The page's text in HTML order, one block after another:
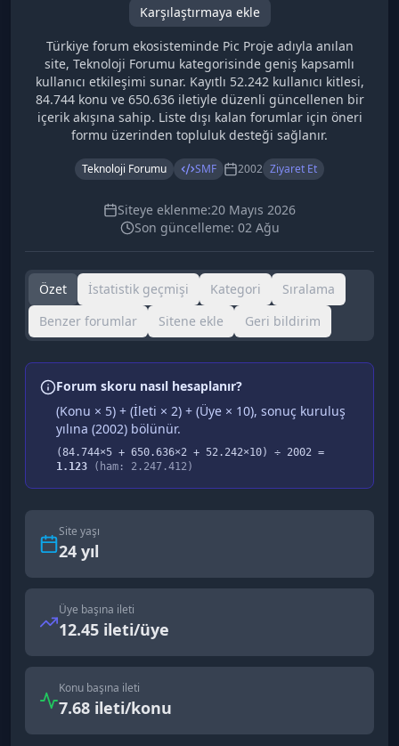
Karşılaştırmaya ekle
Türkiye forum ekosisteminde Pic Proje adıyla anılan
site, Teknoloji Forumu kategorisinde geniş kapsamlı
kullanıcı etkileşimi sunar. Kayıtlı 52.242 kullanıcı kitlesi,
84.744 konu ve 650.636 iletiyle düzenli güncellenen bir
içerik akışına sahip. Liste dışı kalan forumlar için öneri
formu üzerinden topluluk desteği sağlanır.
Teknoloji Forumu SMF 2002 Ziyaret Et
Siteye eklenme:20 Mayıs 2026
Son güncelleme: 02 Ağu
Özet İstatistik geçmişi Kategori
Sıralama
Benzer forumlar
Sitene ekle Geri bildirim
Forum skoru nasıl hesaplanır?
(Konu × 5) + (İleti × 2) + (Üye × 10), sonuç kuruluş
yılına (2002) bölünür.
(84.744×5 + 650.636×2 + 52.242×10) ÷ 2002 =
1.123 (ham: 2.247.412)
Site yaşı
24 yıl
Üye başına ileti
12.45 ileti/üye
Konu başına ileti
7.68 ileti/konu